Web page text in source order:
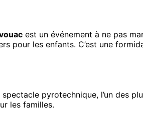
est un événement à ne pas
les enfants. C’est une
pyrotechnique, l’un des
les familles.